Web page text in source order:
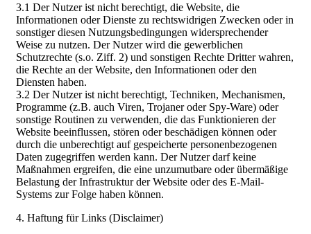
3.1 Der Nutzer ist nicht berechtigt, die Website, die
Informationen oder Dienste zu rechtswidrigen Zwecken oder in
sonstiger diesen Nutzungsbedingungen widersprechender
Weise zu nutzen. Der Nutzer wird die gewerblichen
Schutzrechte (s.o. Ziff. 2) und sonstigen Rechte Dritter wahren,
die Rechte an der Website, den Informationen oder den
Diensten haben.
3.2 Der Nutzer ist nicht berechtigt, Techniken, Mechanismen,
Programme (z.B. auch Viren, Trojaner oder Spy-Ware) oder
sonstige Routinen zu verwenden, die das Funktionieren der
Website beeinflussen, stören oder beschädigen können oder
durch die unberechtigt auf gespeicherte personenbezogenen
Daten zugegriffen werden kann. Der Nutzer darf keine
Maßnahmen ergreifen, die eine unzumutbare oder übermäßige
Belastung der Infrastruktur der Website oder des E-Mail-
Systems zur Folge haben können.
4. Haftung für Links (Disclaimer)